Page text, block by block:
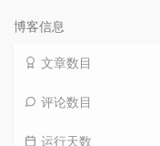
博客信息
文章数目
评论数目
运行天数